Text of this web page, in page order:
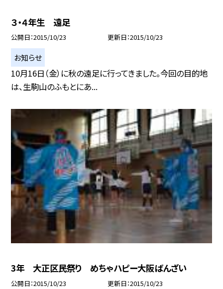
３・４年生 遠足
公開日 2015/10/23 更新日 2015/10/23
お知らせ
10月16日（金）に秋の遠足に行ってきました。今回の目的地
は、生駒山のふもとにあ...
3年 大正区民祭り めちゃハピー大阪ばんざい
公開日 2015/10/23 更新日 2015/10/23